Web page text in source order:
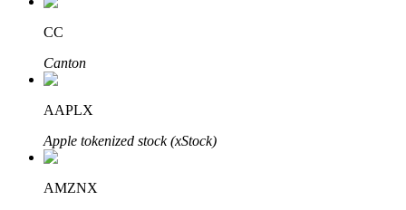
Bitrue Affiliates
CC
Canton
AAPLX
Apple tokenized stock (xStock)
AMZNX